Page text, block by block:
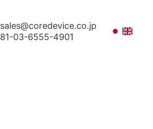
sales@coredevice.co.jp
81-03-6555-4901